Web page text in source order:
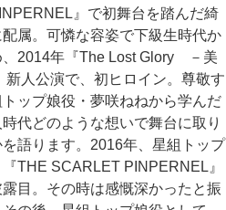
』で初舞台を踏んだ綺
属。可憐な容姿で下級生時代か
、2014年『The Lost Glory －美
新人公演で、初ヒロイン。尊敬す
ップ娘役・夢咲ねねから学んだ
代どのような想いで舞台に取り
語ります。2016年、星組トップ
THE SCARLET PINPERNEL』
目。その時は感慨深かったと振